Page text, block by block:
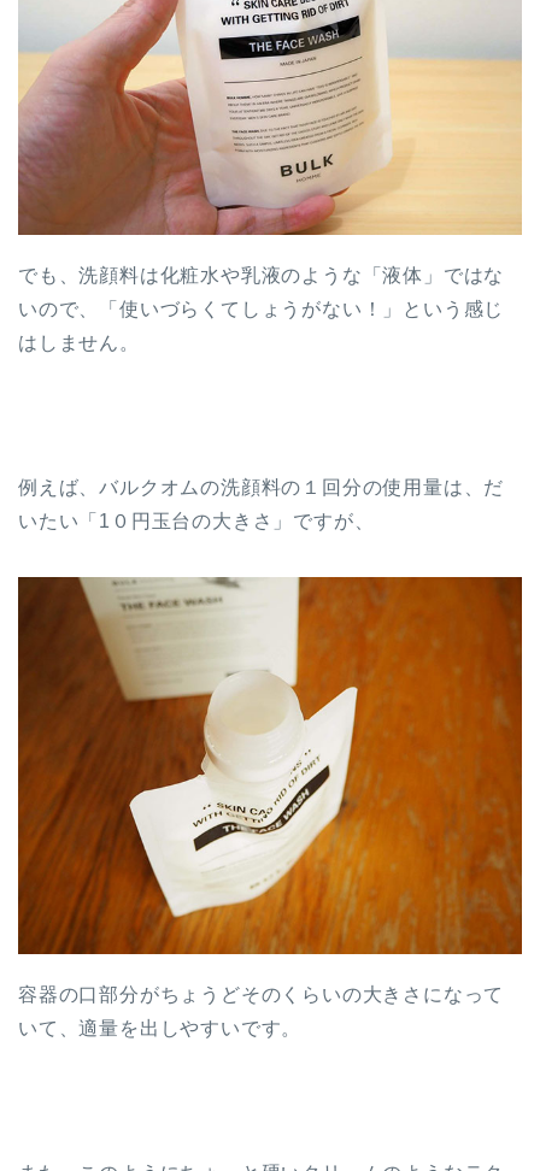
でも、洗顔料は化粧水や乳液のような「液体」ではな
いので、「使いづらくてしょうがない！」という感じ
はしません。
例えば、バルクオムの洗顔料の１回分の使用量は、だ
いたい「1０円玉台の大きさ」ですが、
容器の口部分がちょうどそのくらいの大きさになって
いて、適量を出しやすいです。